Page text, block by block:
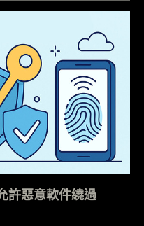
惡意軟件繞過